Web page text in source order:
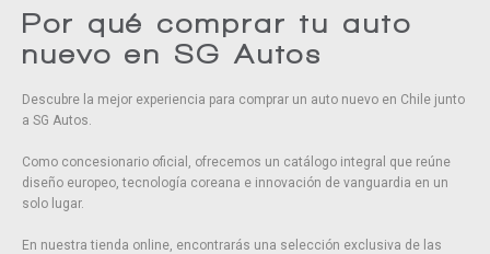
Por qué comprar tu auto
nuevo en SG Autos
Descubre la mejor experiencia para comprar un auto nuevo en Chile junto
a SG Autos.
Como concesionario oficial, ofrecemos un catálogo integral que reúne
diseño europeo, tecnología coreana e innovación de vanguardia en un
solo lugar.
En nuestra tienda online, encontrarás una selección exclusiva de las